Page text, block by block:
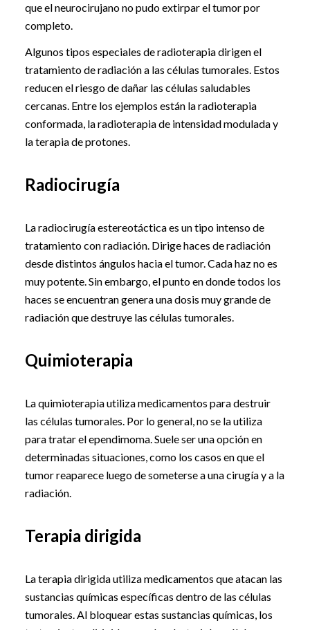
que el neurocirujano no pudo extirpar el tumor por
completo.
Algunos tipos especiales de radioterapia dirigen el
tratamiento de radiación a las células tumorales. Estos
reducen el riesgo de dañar las células saludables
cercanas. Entre los ejemplos están la radioterapia
conformada, la radioterapia de intensidad modulada y
la terapia de protones.
Radiocirugía
La radiocirugía estereotáctica es un tipo intenso de
tratamiento con radiación. Dirige haces de radiación
desde distintos ángulos hacia el tumor. Cada haz no es
muy potente. Sin embargo, el punto en donde todos los
haces se encuentran genera una dosis muy grande de
radiación que destruye las células tumorales.
Quimioterapia
La quimioterapia utiliza medicamentos para destruir
las células tumorales. Por lo general, no se la utiliza
para tratar el ependimoma. Suele ser una opción en
determinadas situaciones, como los casos en que el
tumor reaparece luego de someterse a una cirugía y a la
radiación.
Terapia dirigida
La terapia dirigida utiliza medicamentos que atacan las
sustancias químicas específicas dentro de las células
tumorales. Al bloquear estas sustancias químicas, los